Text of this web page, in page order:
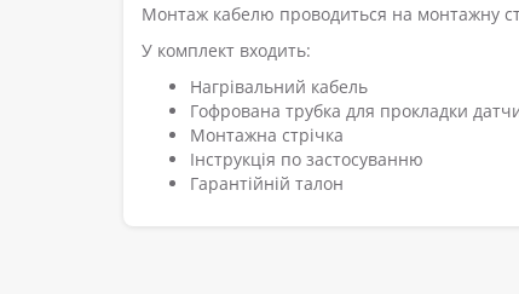
Монтаж кабелю проводиться на монтажну
У комплект входить:
Нагрівальний кабель
Гофрована трубка для прокладки
Монтажна стрічка
Інструкція по застосуванню
Гарантійній талон